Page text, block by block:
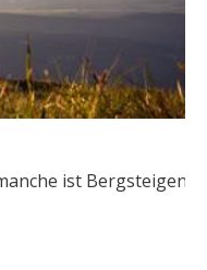
ist Bergsteigen